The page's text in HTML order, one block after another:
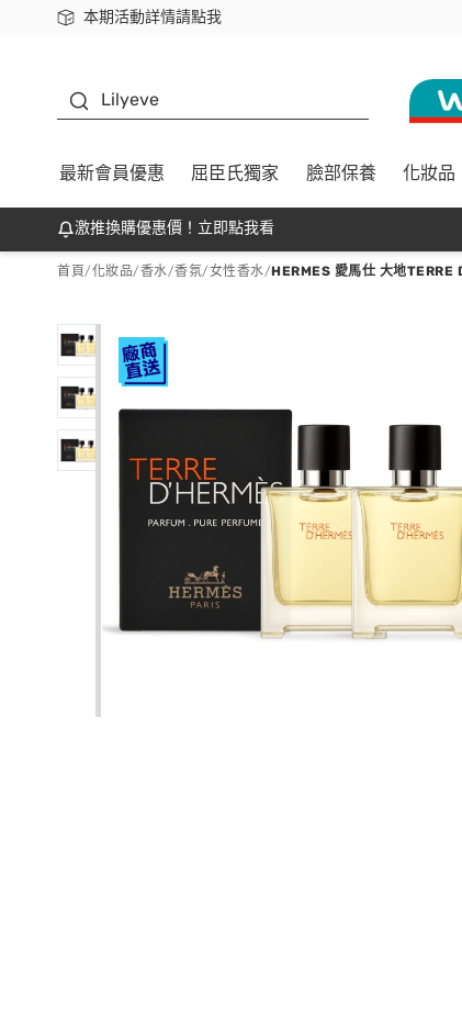
本期活動詳情請點我
下載app最高回饋$350
Lilyeve
最新會員優惠 屈臣氏獨家 臉部保養 化妝品
激推換購優惠價！立即點我看
首頁/化妝品/香水/香氛/女性香水/HERMES 愛馬仕 大地